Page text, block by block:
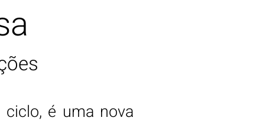
é uma nova